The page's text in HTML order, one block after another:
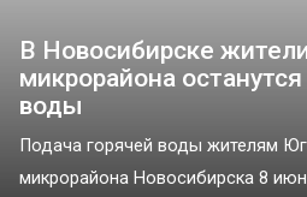
В Новосибирске
микрорайона
воды
Подача горячей воды жителям
микрорайона Новосибирска 8